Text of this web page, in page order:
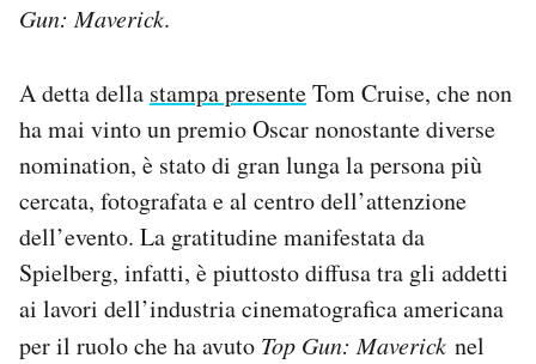
Gun: Maverick.
A detta della stampa presenteTom Cruise, che non
ha mai vinto un premio Oscar nonostante diverse
nomination, è stato di gran lunga la persona più
cercata, fotografata e al centro dell’attenzione
dell’evento. La gratitudine manifestata da
Spielberg, infatti, è piuttosto diffusa tra gli addetti
ai lavori dell’industria cinematografica americana
per il ruolo che ha avuto Top Gun: Maverick nel